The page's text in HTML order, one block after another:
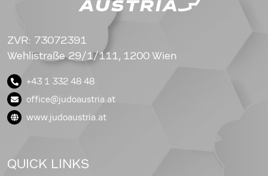
ZVR: 73072391
Wehlistraße 29/1/111, 1200 Wien
+43 1 332 48 48
office@judoaustria.at
www.judoaustria.at
QUICK LINKS